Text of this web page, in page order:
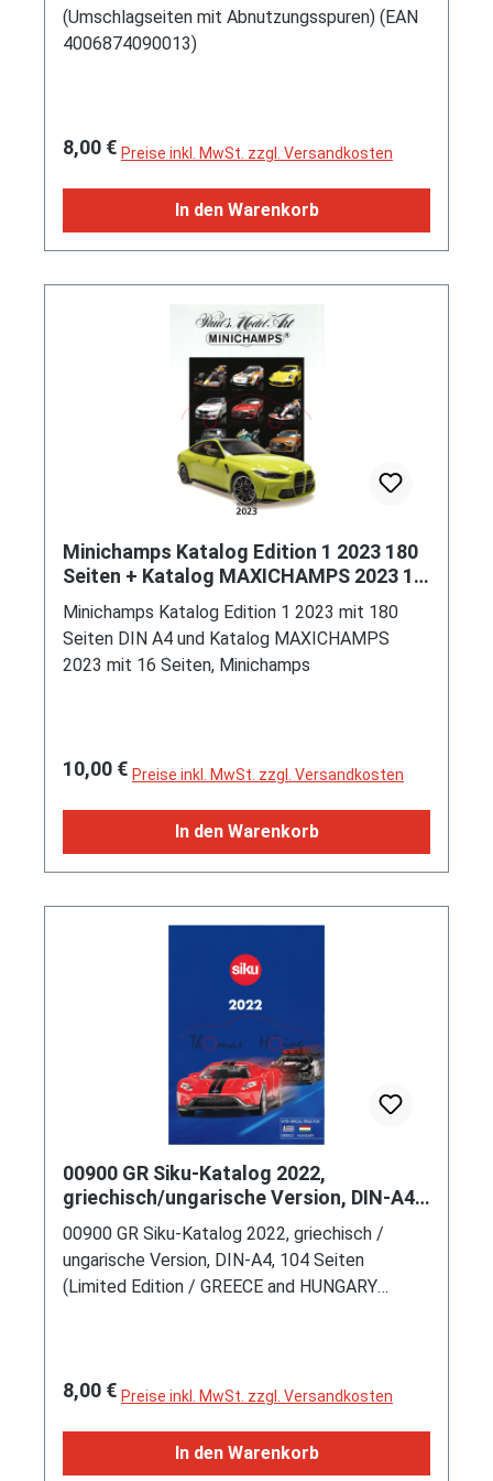
(Umschlagseiten mit Abnutzungsspuren) (EAN
4006874090013)
Regulärer Preis:
8,00 € Preise inkl. MwSt. zzgl. Versandkosten
In den Warenkorb
Minichamps Katalog Edition 1 2023 180
Seiten + Katalog MAXICHAMPS 2023 16
Seiten, Minichamps
Minichamps Katalog Edition 1 2023 mit 180
Seiten DIN A4 und Katalog MAXICHAMPS
2023 mit 16 Seiten, Minichamps
Regulärer Preis:
10,00 € Preise inkl. MwSt. zzgl. Versandkosten
In den Warenkorb
00900 GR Siku-Katalog 2022,
griechisch/ungarische Version, DIN-A4
(GREECE and HUNGARY SPECIAL)
00900 GR Siku-Katalog 2022, griechisch /
ungarische Version, DIN-A4, 104 Seiten
(Limited Edition / GREECE and HUNGARY
Regulärer Preis:
8,00 € Preise inkl. MwSt. zzgl. Versandkosten
In den Warenkorb